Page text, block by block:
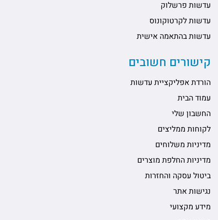
עדשות פרשלוק
עדשות לקרטוקונוס
עדשות בהתאמה אישית
קישורים חשובים
הורדת אפליקציית עדשות
עמוד הבית
החשבון שלי
לקוחות ממליצים
מדיניות משלוחים
מדיניות החלפת מוצרים
ביטול עסקה והחזרות
נגישות אתר
מידע מקצועי